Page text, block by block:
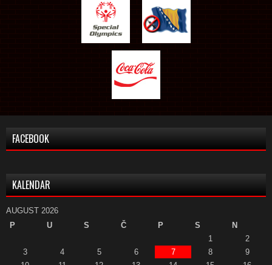
FACEBOOK
KALENDAR
AUGUST 2026
P
U S Č P S
N
1
2
3
4 5 6 7 8
9